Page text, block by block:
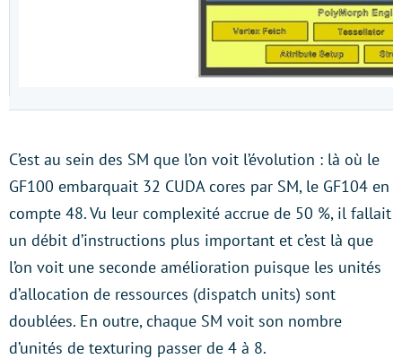
C’est au sein des SM que l’on voit l’évolution : là où le
GF100 embarquait 32 CUDA cores par SM, le GF104 en
compte 48. Vu leur complexité accrue de 50 %, il fallait
un débit d’instructions plus important et c’est là que
l’on voit une seconde amélioration puisque les unités
d’allocation de ressources (dispatch units) sont
doublées. En outre, chaque SM voit son nombre
d’unités de texturing passer de 4 à 8.